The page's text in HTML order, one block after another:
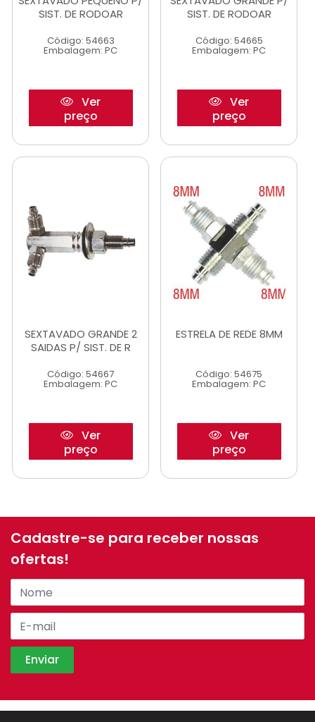
SIST. DE RODOAR
Código: 54663
Embalagem: PC
Ver
preço
SIST. DE RODOAR
Código: 54665
Embalagem: PC
Ver
preço
SEXTAVADO GRANDE 2
SAIDAS P/ SIST. DE R
Código: 54667
Embalagem: PC
Ver
preço
ESTRELA DE REDE 8MM
Código: 54675
Embalagem: PC
Ver
preço
Cadastre-se para receber nossas
ofertas!